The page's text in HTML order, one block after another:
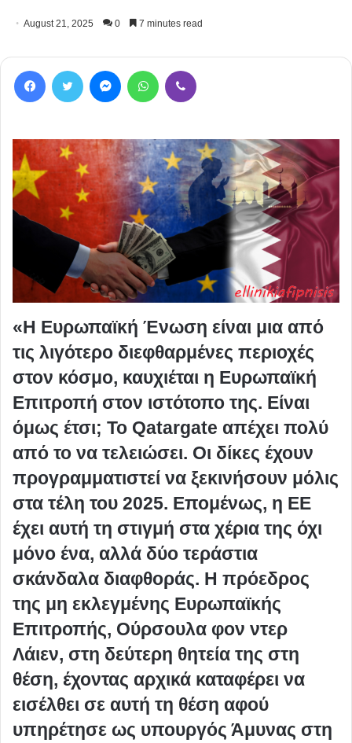
August 21, 2025 0 7 minutes read
Facebook Twitter MessengerWhatsApp
«Η Ευρωπαϊκή Ένωση είναι μια από
τις λιγότερο διεφθαρμένες περιοχές
στον κόσμο, καυχιέται η Ευρωπαϊκή
Επιτροπή στον ιστότοπο της. Είναι
όμως έτσι; Το Qatargate απέχει πολύ
από το να τελειώσει. Οι δίκες έχουν
προγραμματιστεί να ξεκινήσουν μόλις
στα τέλη του 2025. Επομένως, η ΕΕ
έχει αυτή τη στιγμή στα χέρια της όχι
μόνο ένα, αλλά δύο τεράστια
σκάνδαλα διαφθοράς. Η πρόεδρος
της μη εκλεγμένης Ευρωπαϊκής
Επιτροπής, Ούρσουλα φον ντερ
Λάιεν, στη δεύτερη θητεία της στη
θέση, έχοντας αρχικά καταφέρει να
εισέλθει σε αυτή τη θέση αφού
υπηρέτησε ως υπουργός Άμυνας στη